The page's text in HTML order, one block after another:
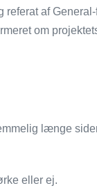
af
om
længe
eller ej.